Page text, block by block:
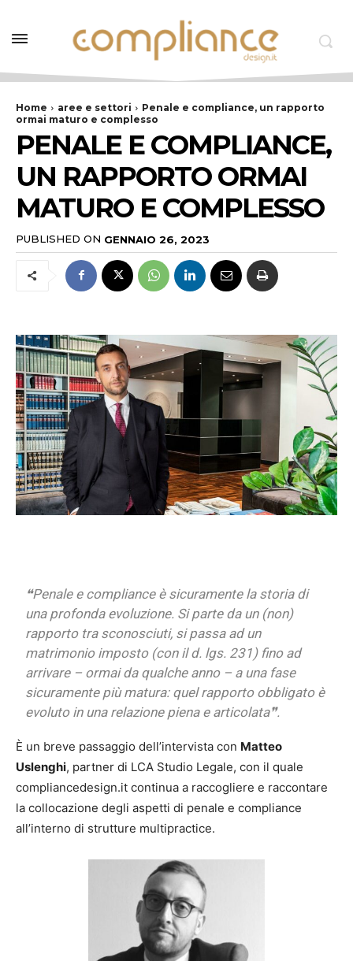
Home aree e settori
Penale e compliance, un rapporto
ormai maturo e complesso
PENALE E COMPLIANCE,
UN RAPPORTO ORMAI
MATURO E COMPLESSO
PUBLISHED ON GENNAIO 26, 2023
❝Penale e compliance è sicuramente la storia di
una profonda evoluzione. Si parte da un (non)
rapporto tra sconosciuti, si passa ad un
matrimonio imposto (con il d. lgs. 231) fino ad
arrivare – ormai da qualche anno – a una fase
sicuramente più matura: quel rapporto obbligato è
evoluto in una relazione piena e articolata❞.
È un breve passaggio dell’intervista con Matteo
Uslenghi, partner di LCA Studio Legale, con il quale
compliancedesign.it continua a raccogliere e raccontare
la collocazione degli aspetti di penale e compliance
all’interno di strutture multipractice.